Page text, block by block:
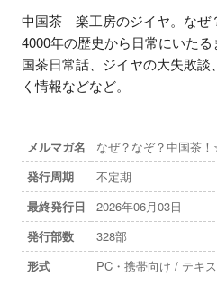
中国茶　楽工房のジイヤ。な
4000年の歴史から日常にいた
国茶日常話、ジイヤの大失敗談
く情報などなど。
メルマガ名
なぜ？なぞ？中国茶
発行周期
不定期
最終発行日
2026年06月03日
発行部数
328部
形式
PC・携帯向け / テキ